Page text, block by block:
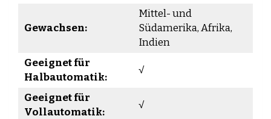
Gewachsen:
Mittel- und
Südamerika, Afrika,
Indien
Geeignet für
Halbautomatik:
√
Geeignet für
Vollautomatik:
√